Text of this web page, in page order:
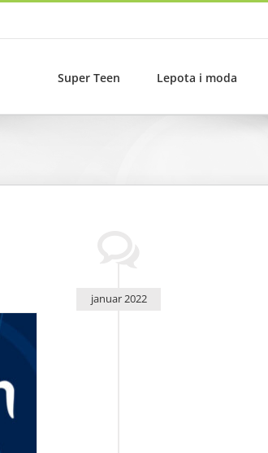
Super Teen Lepota i moda
januar 2022